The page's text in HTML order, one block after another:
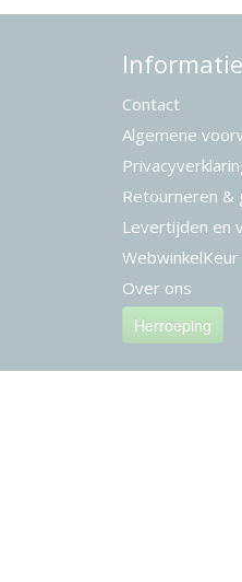
Informatie
Contact
Algemene
Retourneren &
Levertijden en
WebwinkelKeur
Over ons
Herroeping